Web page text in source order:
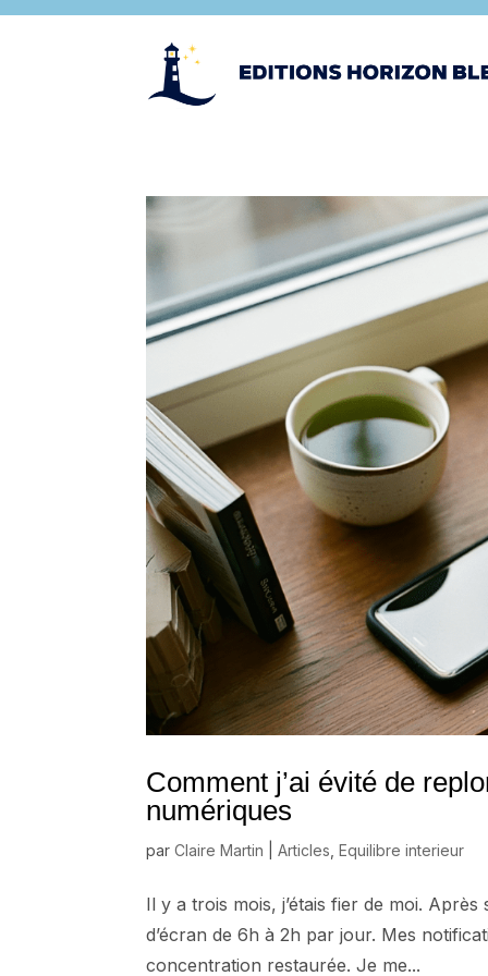
Comment j’ai évité de
numériques
parClaire Martin |Articles ,Equilibre interieur
Il y a trois mois, j’étais fier de moi. Après
d’écran de 6h à 2h par jour. Mes
concentration restaurée. Je me...